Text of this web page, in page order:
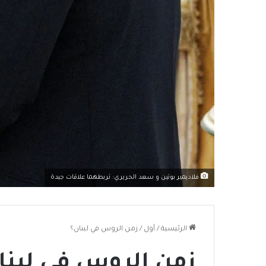
فلاديمير بوتين و سعد الحريري: تربطهما علاقات جيدة
الرئيسية / أول / زمن الروس في لبنان؟